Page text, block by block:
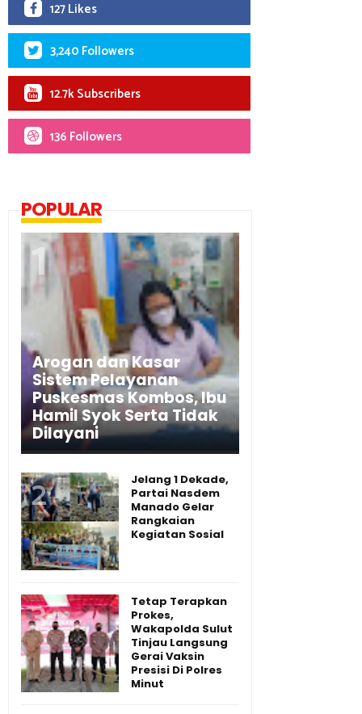
127 Likes
3,240 Followers
12.7k Subscribers
136 Followers
POPULAR
Arogan dan Kasar
Sistem Pelayanan
Puskesmas Kombos, Ibu
Hamil Syok Serta Tidak
Dilayani
Jelang 1 Dekade,
Partai Nasdem
Manado Gelar
Rangkaian
Kegiatan Sosial
Tetap Terapkan
Prokes,
Wakapolda Sulut
Tinjau Langsung
Gerai Vaksin
Presisi Di Polres
Minut